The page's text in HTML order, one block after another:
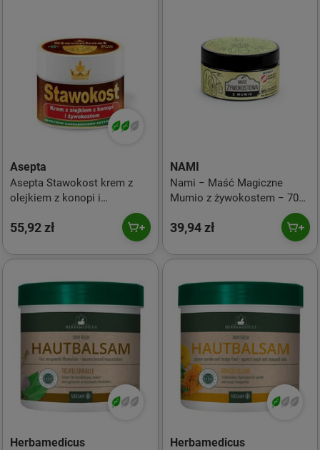
Asepta
Asepta Stawokost krem z
olejkiem z konopi i
żywokostem 5% CBD 50 ml
55,92 zł
NAMI
Nami − Maść Magiczne
Mumio z żywokostem − 70
39,94 zł
Herbamedicus Herbamedicus